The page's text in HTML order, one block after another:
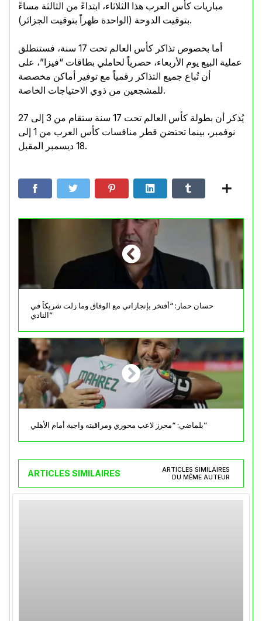
مباريات كأس العرب هذا الثلاثاء، ابتداءً من الثالثة مساءً
بتوقيت الدوحة (الواحدة ظهراً بتوقيت الجزائر).
أما بخصوص تذاكر كأس العالم تحت 17 سنة، فستنطلق
عملية البيع يوم الأربعاء، حصرياً لحاملي بطاقات “فيزا”، على
أن تُباع جميع التذاكر رقمياً مع توفير أماكن مخصصة
للمشجعين من ذوي الاحتياجات الخاصة.
يُذكر أن بطولة كأس العالم تحت 17 سنة ستقام من 3 إلى 27
نوفمبر، بينما تحتضن قطر منافسات كأس العرب من 1 إلى
18 ديسمبر المقبل.
حسان حمار: “أفتخر بإنجازاتي مع الوفاق وما زلت شريكاً في
النادي”
بلماضي: “محرز لاعب محوري ومراقبته واجبة أمام الأهلي”
ARTICLES SIMILAIRES
ARTICLES SIMILAIRES
DU MÊME AUTEUR